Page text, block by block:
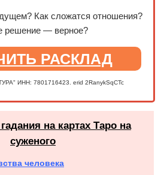
Как сложатся отношения?
решение — верное?
РАСКЛАД
ИНН: 7801716423. erid 2RanykSqCTc
на картах Таро на
суженого
человека